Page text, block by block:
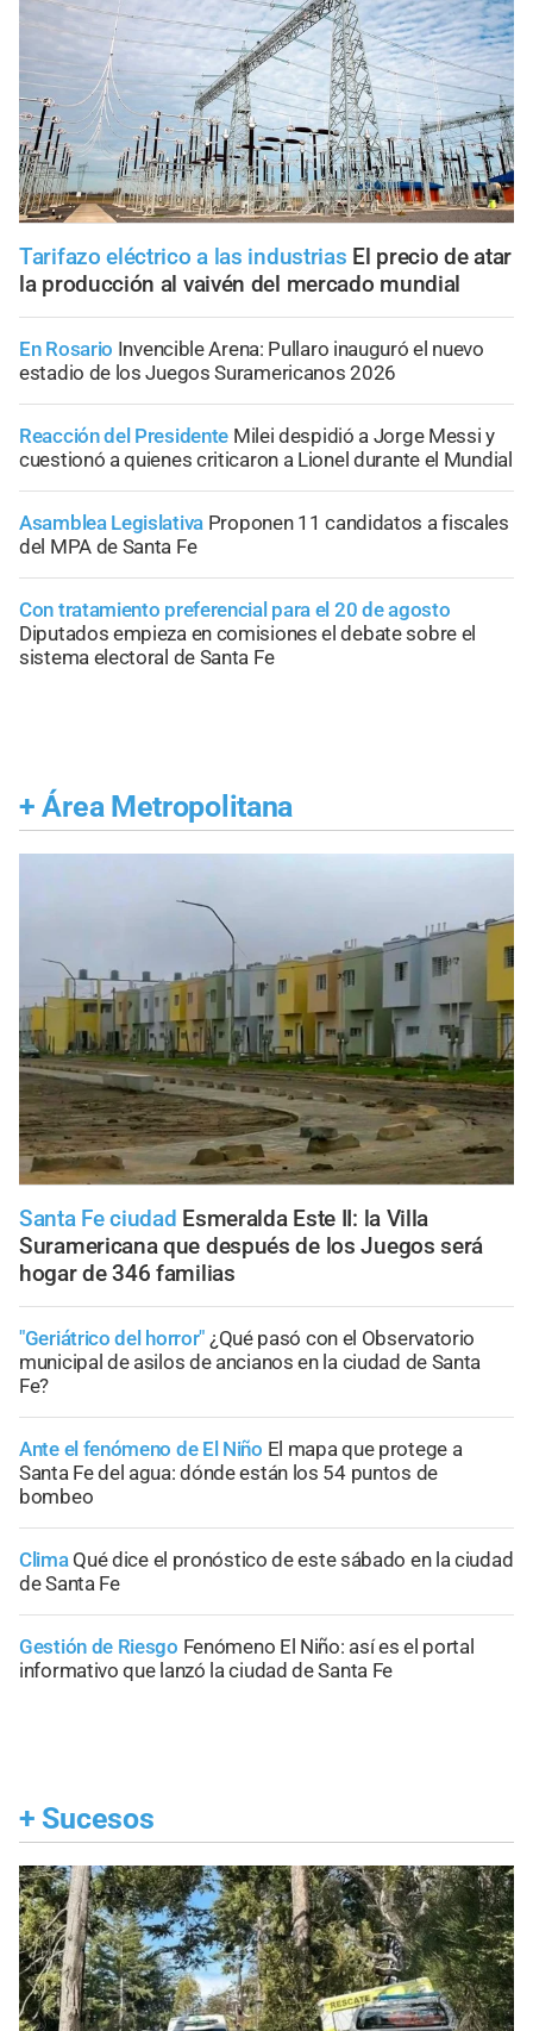
Tarifazo eléctrico a las industrias El precio de atar
la producción al vaivén del mercado mundial
En Rosario Invencible Arena: Pullaro inauguró el nuevo
estadio de los Juegos Suramericanos 2026
Reacción del Presidente Milei despidió a Jorge Messi y
cuestionó a quienes criticaron a Lionel durante el Mundial
Asamblea Legislativa Proponen 11 candidatos a fiscales
del MPA de Santa Fe
Con tratamiento preferencial para el 20 de agosto
Diputados empieza en comisiones el debate sobre el
sistema electoral de Santa Fe
+ Área Metropolitana
Santa Fe ciudad Esmeralda Este II: la Villa
Suramericana que después de los Juegos será
hogar de 346 familias
"Geriátrico del horror" ¿Qué pasó con el Observatorio
municipal de asilos de ancianos en la ciudad de Santa
Fe?
Ante el fenómeno de El Niño El mapa que protege a
Santa Fe del agua: dónde están los 54 puntos de
bombeo
Clima Qué dice el pronóstico de este sábado en la ciudad
de Santa Fe
Gestión de Riesgo Fenómeno El Niño: así es el portal
informativo que lanzó la ciudad de Santa Fe
+ Sucesos